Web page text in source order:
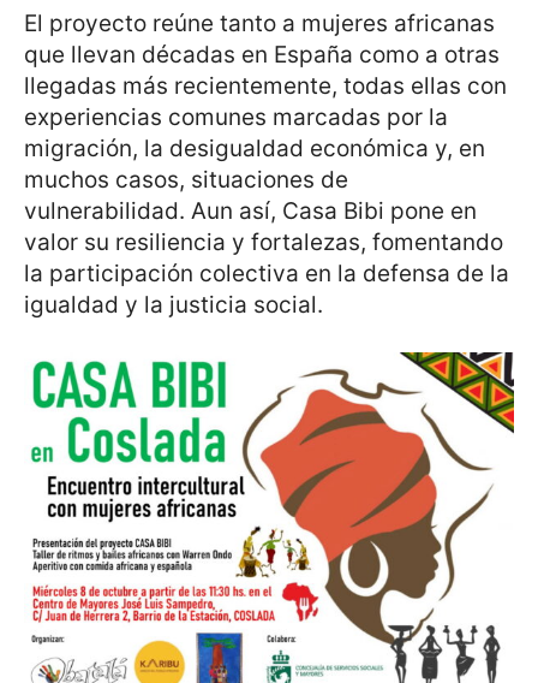
El proyecto reúne tanto a mujeres africanas
que llevan décadas en España como a otras
llegadas más recientemente, todas ellas con
experiencias comunes marcadas por la
migración, la desigualdad económica y, en
muchos casos, situaciones de
vulnerabilidad. Aun así, Casa Bibi pone en
valor su resiliencia y fortalezas, fomentando
la participación colectiva en la defensa de la
igualdad y la justicia social.